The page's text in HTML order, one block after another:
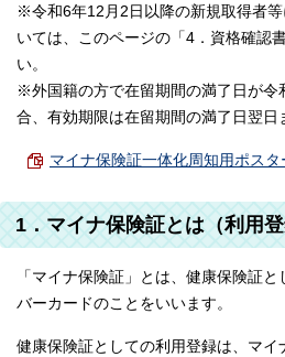
※令和6年12月2日以降の新規取得者
いては、このページの「4．資格確認
い。
※外国籍の方で在留期間の満了日が令
合、有効期限は在留期間の満了日翌日
マイナ保険証一体化周知用ポスタ
1．マイナ保険証とは（利用
「マイナ保険証」とは、健康保険証
バーカードのことをいいます。
健康保険証としての利用登録は、マイ